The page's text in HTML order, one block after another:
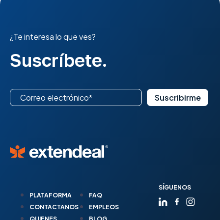
¿Te interesa lo que ves?
Suscríbete.
PLATAFORMA
CONTACTANOS
FAQ
EMPLEOS
SÍGUENOS